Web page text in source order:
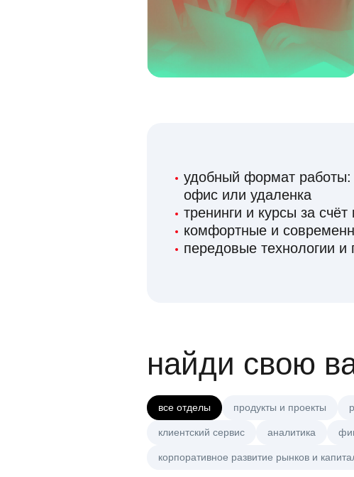
удобный формат работы:
офис или удаленка
тренинги и курсы за
комфортные и
передовые технологии и
найди свою
все отделы продукты и проекты
клиентский сервис аналитика
корпоративное развитие рынков и